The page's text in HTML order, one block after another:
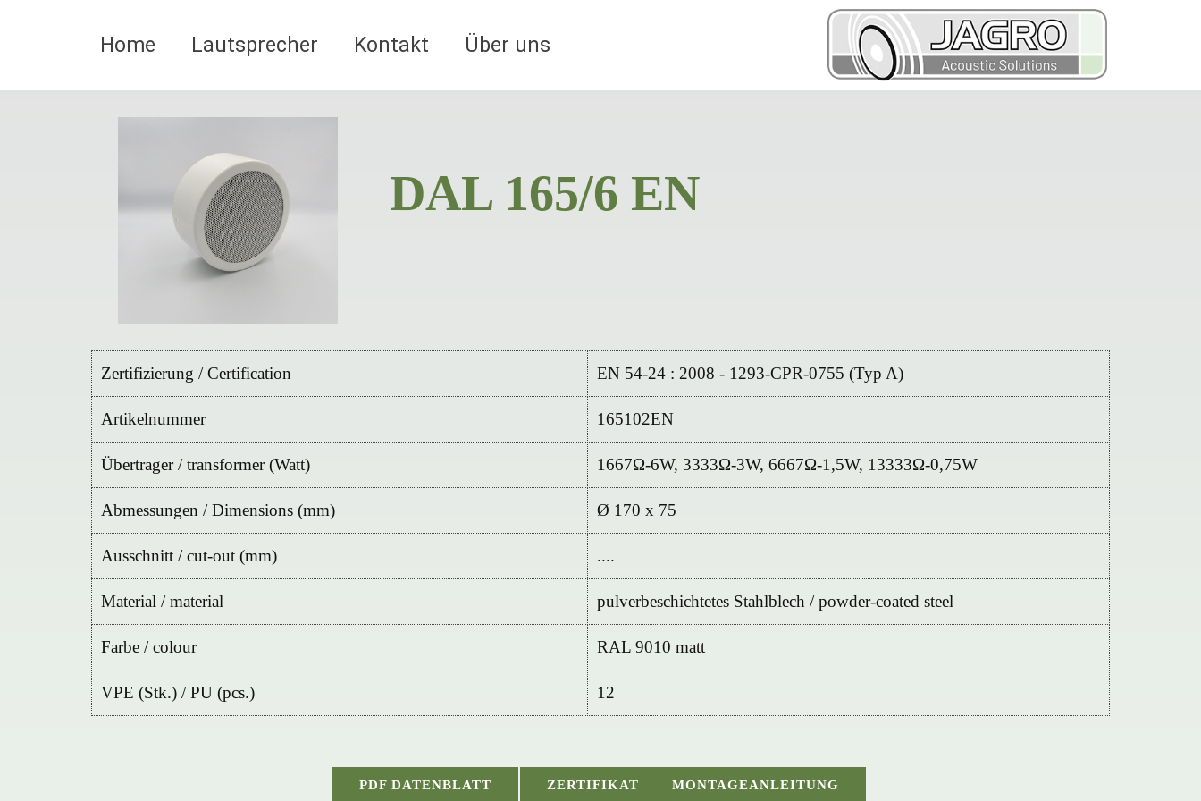
Home Lautsprecher Kontakt Über uns
DAL 165/6 EN
Zertifizierung / Certification EN 54-24 : 2008 - 1293-CPR-0755 (Typ A)
Artikelnummer 165102EN
Übertrager / transformer (Watt) 1667Ω-6W, 3333Ω-3W, 6667Ω-1,5W, 13333Ω-0,75W
Abmessungen / Dimensions (mm) Ø 170 x 75
Ausschnitt / cut-out (mm) ....
Material / material pulverbeschichtetes Stahlblech / powder-coated steel
Farbe / colour RAL 9010 matt
VPE (Stk.) / PU (pcs.) 12
PDF DATENBLATT ZERTIFIKAT MONTAGEANLEITUNG